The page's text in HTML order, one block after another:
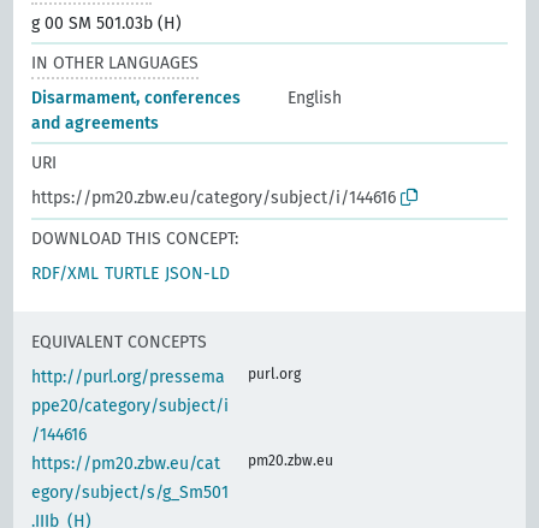
g 00 SM 501.03b (H)
IN OTHER LANGUAGES
Disarmament, conferences
and agreements
English
URI
https://pm20.zbw.eu/category/subject/i/144616
DOWNLOAD THIS CONCEPT:
RDF/XML TURTLE JSON-LD
EQUIVALENT CONCEPTS
http://purl.org/pressema
ppe20/category/subject/i
/144616
purl.org
https://pm20.zbw.eu/cat
egory/subject/s/g_Sm501
.IIIb_(H)
pm20.zbw.eu